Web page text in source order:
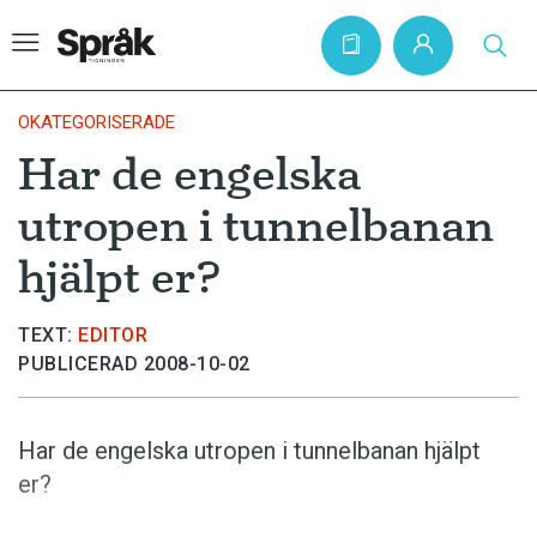
Hem
Artiklar
Krönikor
Språkfrågor
Skrivtips
Kviss
OKATEGORISERADE
Har de engelska
utropen i tunnelbanan
hjälpt er?
TEXT: EDITOR
PUBLICERAD 2008-10-02
Har de engelska utropen i tunnel­banan hjälpt
er?